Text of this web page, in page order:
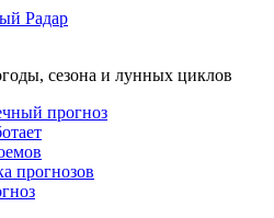
Радар
сезона и лунных циклов
прогноз
прогнозов